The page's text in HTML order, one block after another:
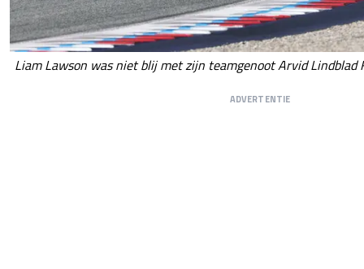
Liam Lawson was niet blij met zijn teamgenoot Arvid Lindblad
ADVERTENTIE